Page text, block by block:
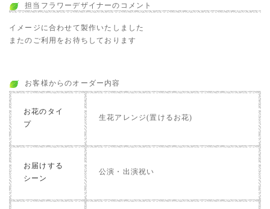
担当フラワーデザイナーのコメント
イメージに合わせて製作いたしました
またのご利用をお待ちしております
お客様からのオーダー内容
お花のタイ
プ
生花アレンジ(置けるお花)
お届けする
シーン
公演・出演祝い